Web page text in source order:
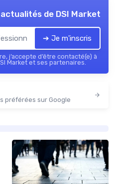
de DSI Market
➔ Je m'inscris
j’accepte d’être contacté(e) à
Market et ses partenaires.
préférées sur Google